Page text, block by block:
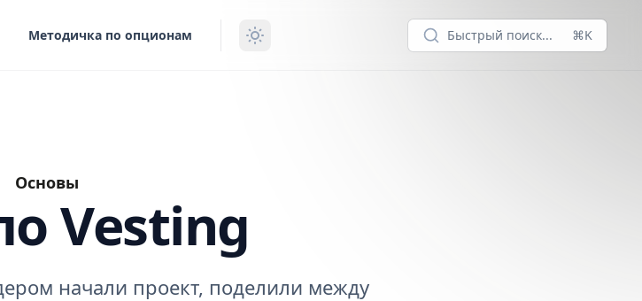
Методичка по опционам Быстрый поиск... ⌘K
Основы
Vesting
начали проект, поделили между